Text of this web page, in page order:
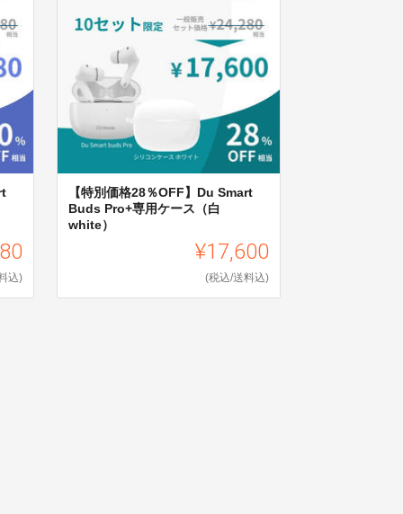
込)
【特別価格28％OFF】Du Smart
Buds Pro+専用ケース（白
white）
¥17,600
(税込/送料込)